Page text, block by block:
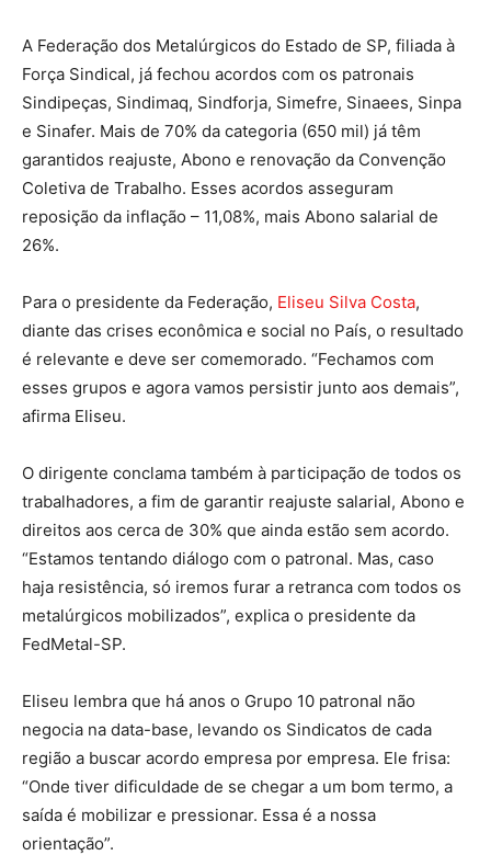
A Federação dos Metalúrgicos do Estado de SP, filiada à
Força Sindical, já fechou acordos com os patronais
Sindipeças, Sindimaq, Sindforja, Simefre, Sinaees, Sinpa
e Sinafer. Mais de 70% da categoria (650 mil) já têm
garantidos reajuste, Abono e renovação da Convenção
Coletiva de Trabalho. Esses acordos asseguram
reposição da inflação – 11,08%, mais Abono salarial de
26%.
Para o presidente da Federação, Eliseu Silva Costa,
diante das crises econômica e social no País, o resultado
é relevante e deve ser comemorado. “Fechamos com
esses grupos e agora vamos persistir junto aos demais”,
afirma Eliseu.
O dirigente conclama também à participação de todos os
trabalhadores, a fim de garantir reajuste salarial, Abono e
direitos aos cerca de 30% que ainda estão sem acordo.
“Estamos tentando diálogo com o patronal. Mas, caso
haja resistência, só iremos furar a retranca com todos os
metalúrgicos mobilizados”, explica o presidente da
FedMetal-SP.
Eliseu lembra que há anos o Grupo 10 patronal não
negocia na data-base, levando os Sindicatos de cada
região a buscar acordo empresa por empresa. Ele frisa:
“Onde tiver dificuldade de se chegar a um bom termo, a
saída é mobilizar e pressionar. Essa é a nossa
orientação”.